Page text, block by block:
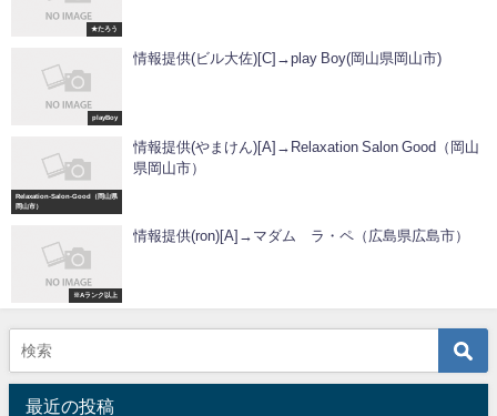
★たろう
playBoy
情報提供(ビル大佐)[C]→play Boy(岡山県岡山市)
Relaxation-Salon-Good（岡山県
岡山市）
情報提供(やまけん)[A]→Relaxation Salon Good（岡山
県岡山市）
※Aランク以上
情報提供(ron)[A]→マダム ラ・ペ（広島県広島市）
最近の投稿